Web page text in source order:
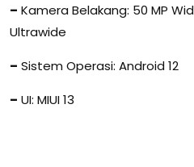
– Kamera Belakang: 50 MP
Ultrawide
– Sistem Operasi: Android 12
– UI: MIUI 13